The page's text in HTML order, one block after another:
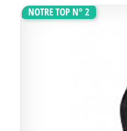
NOTRE TOP N° 2